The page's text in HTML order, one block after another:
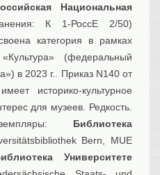
Национальная
К 1-РоссЕ 2/50)
категория в рамках
(федеральный
в 2023 г.. Приказ N140 от
историко-культурное
для музеев. Редкость.
Библиотека
Bern, MUE
Университете